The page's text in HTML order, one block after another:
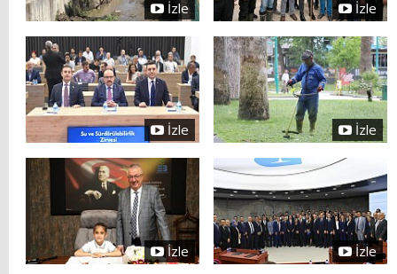
İzle İzle
İzle İzle
İzle İzle